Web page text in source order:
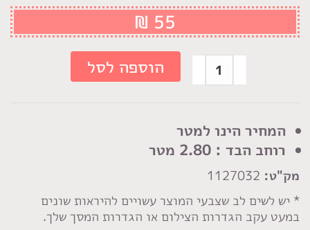
המחיר הינו למטר
רוחב הבד : 2.80 מטר
מק"ט:
* יש לשים לב שצבעי המוצר עשויים להיראות שונים
במעט עקב הגדרות הצילום או הגדרות המסך שלך.
₪ 55
כמות
של
ערבית
רוחב
2.80
מטר
לבן
הוספה לסל